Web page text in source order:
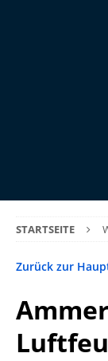
STARTSEITE
Zurück zur